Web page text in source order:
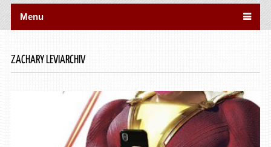
Menu
ZACHARY LEVIARCHIV